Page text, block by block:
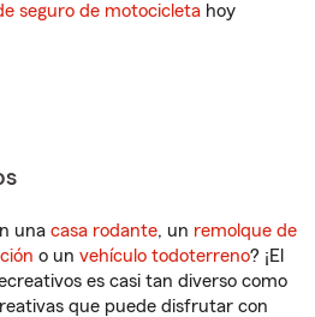
seguro de motocicleta hoy
una casa rodante, un remolque de
o un vehículo todoterreno? ¡El
es casi tan diverso como
que puede disfrutar con